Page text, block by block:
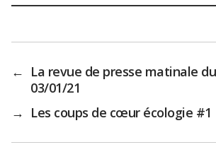
← La revue de presse matinale
03/01/21
→ Les coups de cœur écologie #1